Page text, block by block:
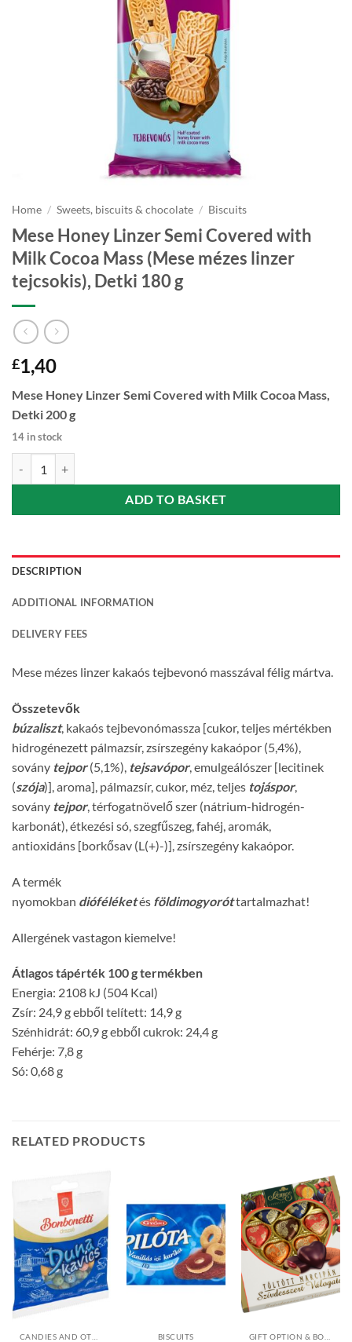
Home / Sweets, biscuits & chocolate / Biscuits
Mese Honey Linzer Semi Covered with
Milk Cocoa Mass (Mese mézes linzer
tejcsokis), Detki 180 g
£1,40
Mese Honey Linzer Semi Covered with Milk Cocoa Mass,
Detki 200 g
14 in stock
ADD TO BASKET
DESCRIPTION
ADDITIONAL INFORMATION
DELIVERY FEES
Mese mézes linzer kakaós tejbevonó masszával félig mártva.
Összetevők
búzaliszt, kakaós tejbevonómassza [cukor, teljes mértékben
hidrogénezett pálmazsír, zsírszegény kakaópor (5,4%),
sovány tejpor(5,1%), tejsavópor, emulgeálószer [lecitinek
(szója)], aroma], pálmazsír, cukor, méz, teljes tojáspor,
sovány tejpor, térfogatnövelő szer (nátrium-hidrogén-
karbonát), étkezési só, szegfűszeg, fahéj, aromák,
antioxidáns [borkősav (L(+)-)], zsírszegény kakaópor.
A termék
nyomokban dióféléketés földimogyoróttartalmazhat!
Allergének vastagon kiemelve!
Átlagos tápérték 100 g termékben
Energia: 2108 kJ (504 Kcal)
Zsír: 24,9 g ebből telített: 14,9 g
Szénhidrát: 60,9 g ebből cukrok: 24,4 g
Fehérje: 7,8 g
Só: 0,68 g
RELATED PRODUCTS
BISCUITS